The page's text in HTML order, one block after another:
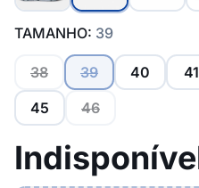
TAMANHO: 39
38 39 40 41
45
46